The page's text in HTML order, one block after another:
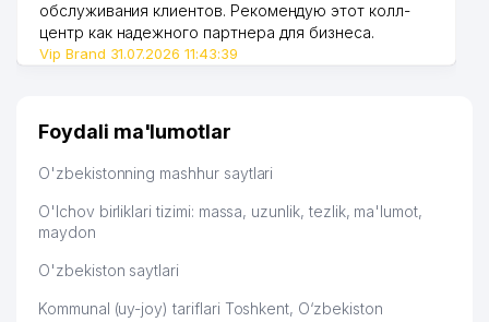
обслуживания клиентов. Рекомендую этот колл-
центр как надежного партнера для бизнеса.
Vip Brand 31.07.2026 11:43:39
Foydali ma'lumotlar
O'zbekistonning mashhur saytlari
O'lchov birliklari tizimi: massa, uzunlik, tezlik, ma'lumot,
maydon
O'zbekiston saytlari
Kommunal (uy-joy) tariflari Toshkent, O‘zbekiston